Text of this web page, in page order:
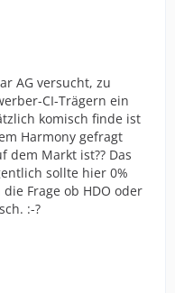
AG versucht, zu
CI-Trägern ein
komisch finde ist
Harmony gefragt
Markt ist?? Das
sollte hier 0%
Frage ob HDO oder
:-?